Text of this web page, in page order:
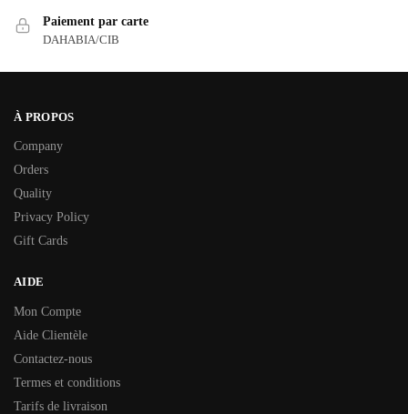
Paiement par carte
DAHABIA/CIB
À PROPOS
Company
Orders
Quality
Privacy Policy
Gift Cards
AIDE
Mon Compte
Aide Clientèle
Contactez-nous
Termes et conditions
Tarifs de livraison